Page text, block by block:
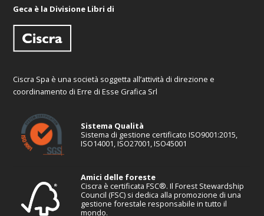
Geca è la Divisione Libri di
Ciscra Spa è una società soggetta all’attività di direzione e
coordinamento di Erre di Esse Grafica Srl
Sistema Qualità
Sistema di gestione certificato ISO9001:2015,
ISO14001, ISO27001, ISO45001
Amici delle foreste
Ciscra è certificata FSC®. Il Forest Stewardship
Council (FSC) si dedica alla promozione di una
gestione forestale responsabile in tutto il
mondo.